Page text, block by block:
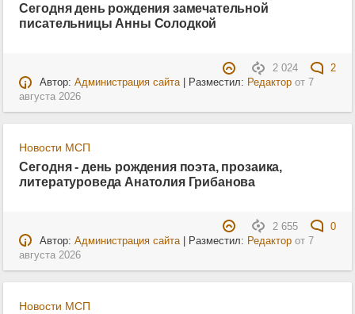
Сегодня день рождения замечательной
писательницы Анны Солодкой
2 024
2
Автор: Администрация сайта| Разместил: Редакторот 7
августа 2026
Новости МСП
Сегодня - день рождения поэта, прозаика,
литературоведа Анатолия Грибанова
2 655
0
Автор: Администрация сайта| Разместил: Редакторот 7
августа 2026
Новости МСП